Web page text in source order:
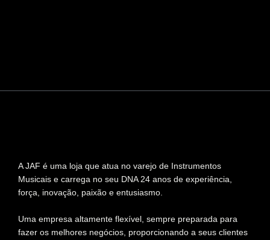
A JAF é uma loja que atua no varejo de Instrumentos
Musicais e carrega no seu DNA 24 anos de experiência,
força, inovação, paixão e entusiasmo.
Uma empresa altamente flexível, sempre preparada para
fazer os melhores negócios, proporcionando a seus clientes